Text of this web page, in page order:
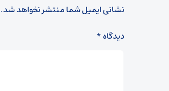
نشانی ایمیل شما منتشر نخواهد شد.
دیدگاه*